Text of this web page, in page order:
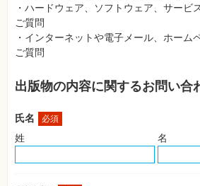
フ
ォ
ン・
SNS
作
成・
ケ
ィ
ン
・ハードウェア、ソフトウェア、サービ
ご質問
・インターネットや電子メール、ホーム
ご質問
出版物の内容に関するお問い合
氏名 必須
姓 名